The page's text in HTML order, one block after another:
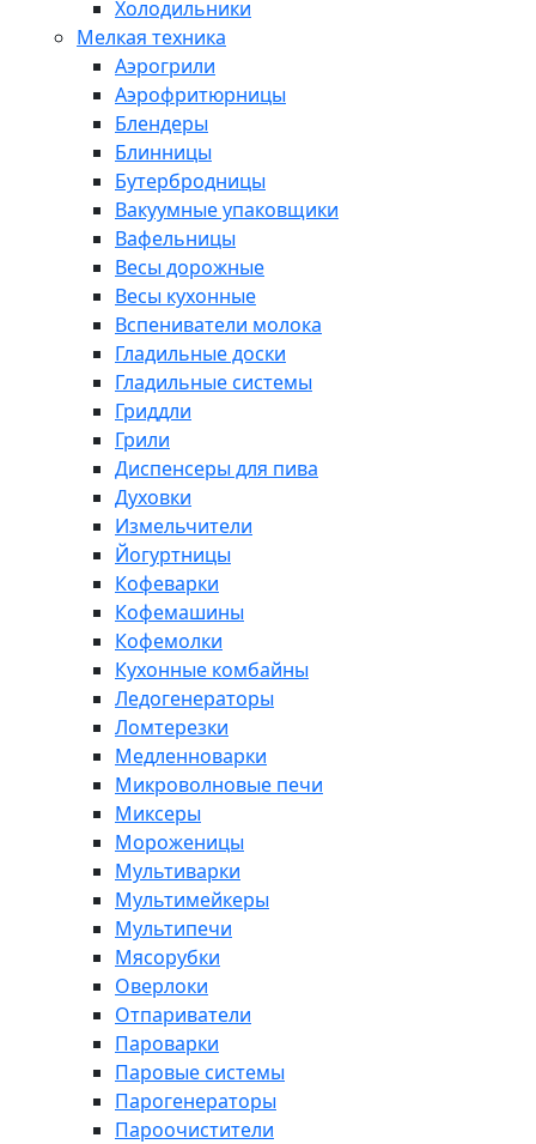
Холодильники
Мелкая техника
Аэрогрили
Аэрофритюрницы
Блендеры
Блинницы
Бутербродницы
Вакуумные упаковщики
Вафельницы
Весы дорожные
Весы кухонные
Вспениватели молока
Гладильные доски
Гладильные системы
Гриддли
Грили
Диспенсеры для пива
Духовки
Измельчители
Йогуртницы
Кофеварки
Кофемашины
Кофемолки
Кухонные комбайны
Ледогенераторы
Ломтерезки
Медленноварки
Микроволновые печи
Миксеры
Мороженицы
Мультиварки
Мультимейкеры
Мультипечи
Мясорубки
Оверлоки
Отпариватели
Пароварки
Паровые системы
Парогенераторы
Пароочистители